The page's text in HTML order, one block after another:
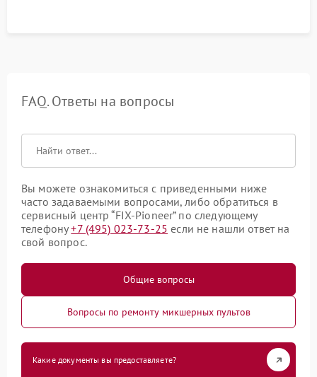
FAQ. Ответы на вопросы
Вы можете ознакомиться с приведенными ниже
часто задаваемыми вопросами, либо обратиться в
сервисный центр “FIX-Pioneer” по следующему
телефону+7 (495) 023-73-25 если не нашли ответ на
свой вопрос.
Общие вопросы
Вопросы по ремонту микшерных пультов
Какие документы вы предоставляете?